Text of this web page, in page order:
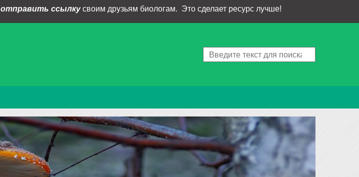
отправить ссылкусвоим друзьям биологам. Это сделает ресурс лучше!